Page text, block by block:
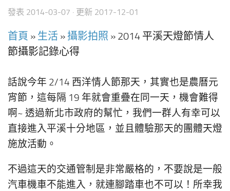
發表 2014-03-07 · 更新 2017-12-01
首頁 » 生活 » 攝影拍照 » 2014 平溪天燈節情人
節攝影記錄心得
話說今年 2/14 西洋情人節那天，其實也是農曆元
宵節，這每隔 19 年就會重疊在同一天，機會難得
啊~ 透過新北市政府的幫忙，我們一群人有幸可以
直接進入平溪十分地區，並且體驗那天的團體天燈
施放活動。
不過這天的交通管制是非常嚴格的，不要說是一般
汽車機車不能進入，就連腳踏車也不可以！所幸我